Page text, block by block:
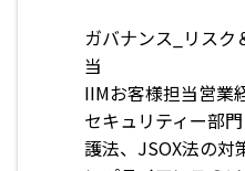
ガバナンス リスク
当
IIMお客様担当営業
セキュリティー部
護法、 JSOX法の対